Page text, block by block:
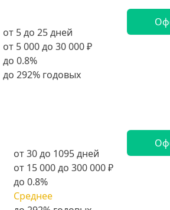
от 5 до 25 дней
от 5 000 до 30 000 ₽
до 0.8%
от 30 до 1095 дней
от 15 000 до 300 000 ₽
до 0.8%
Среднее